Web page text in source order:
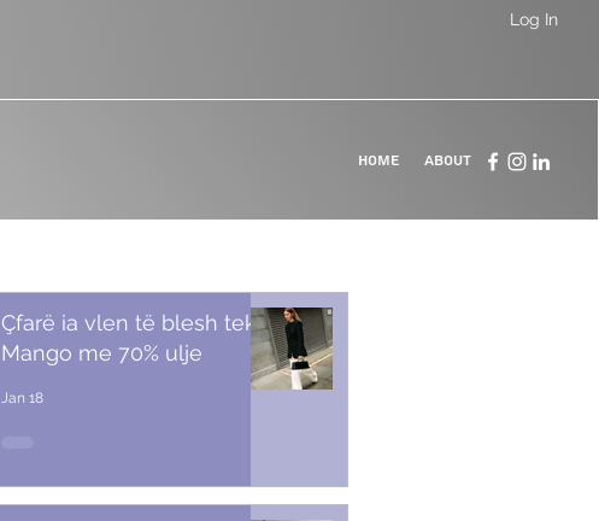
Log In
Home About
Çfarë ia vlen të blesh tek
Mango me 70% ulje
Jan 18